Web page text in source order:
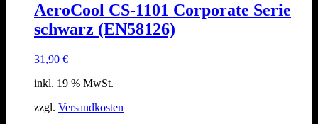
AeroCool CS-1101 Corporate Serie
schwarz (EN58126)
31,90 €
inkl. 19 % MwSt.
zzgl. Versandkosten